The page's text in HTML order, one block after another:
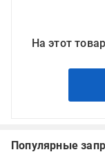
На этот
Популярные